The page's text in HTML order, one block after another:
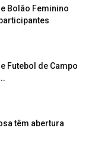
Bolão Feminino
Futebol de Campo
têm abertura